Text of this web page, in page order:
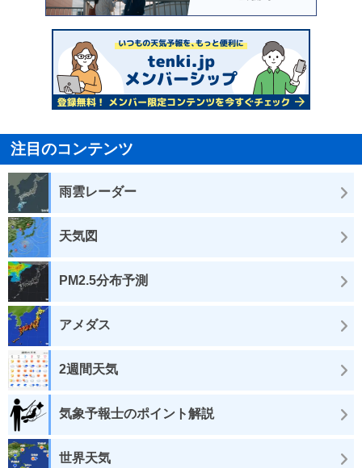
注目のコンテンツ
雨雲レーダー
天気図
PM2.5分布予測
アメダス
2週間天気
気象予報士のポイント解説
世界天気